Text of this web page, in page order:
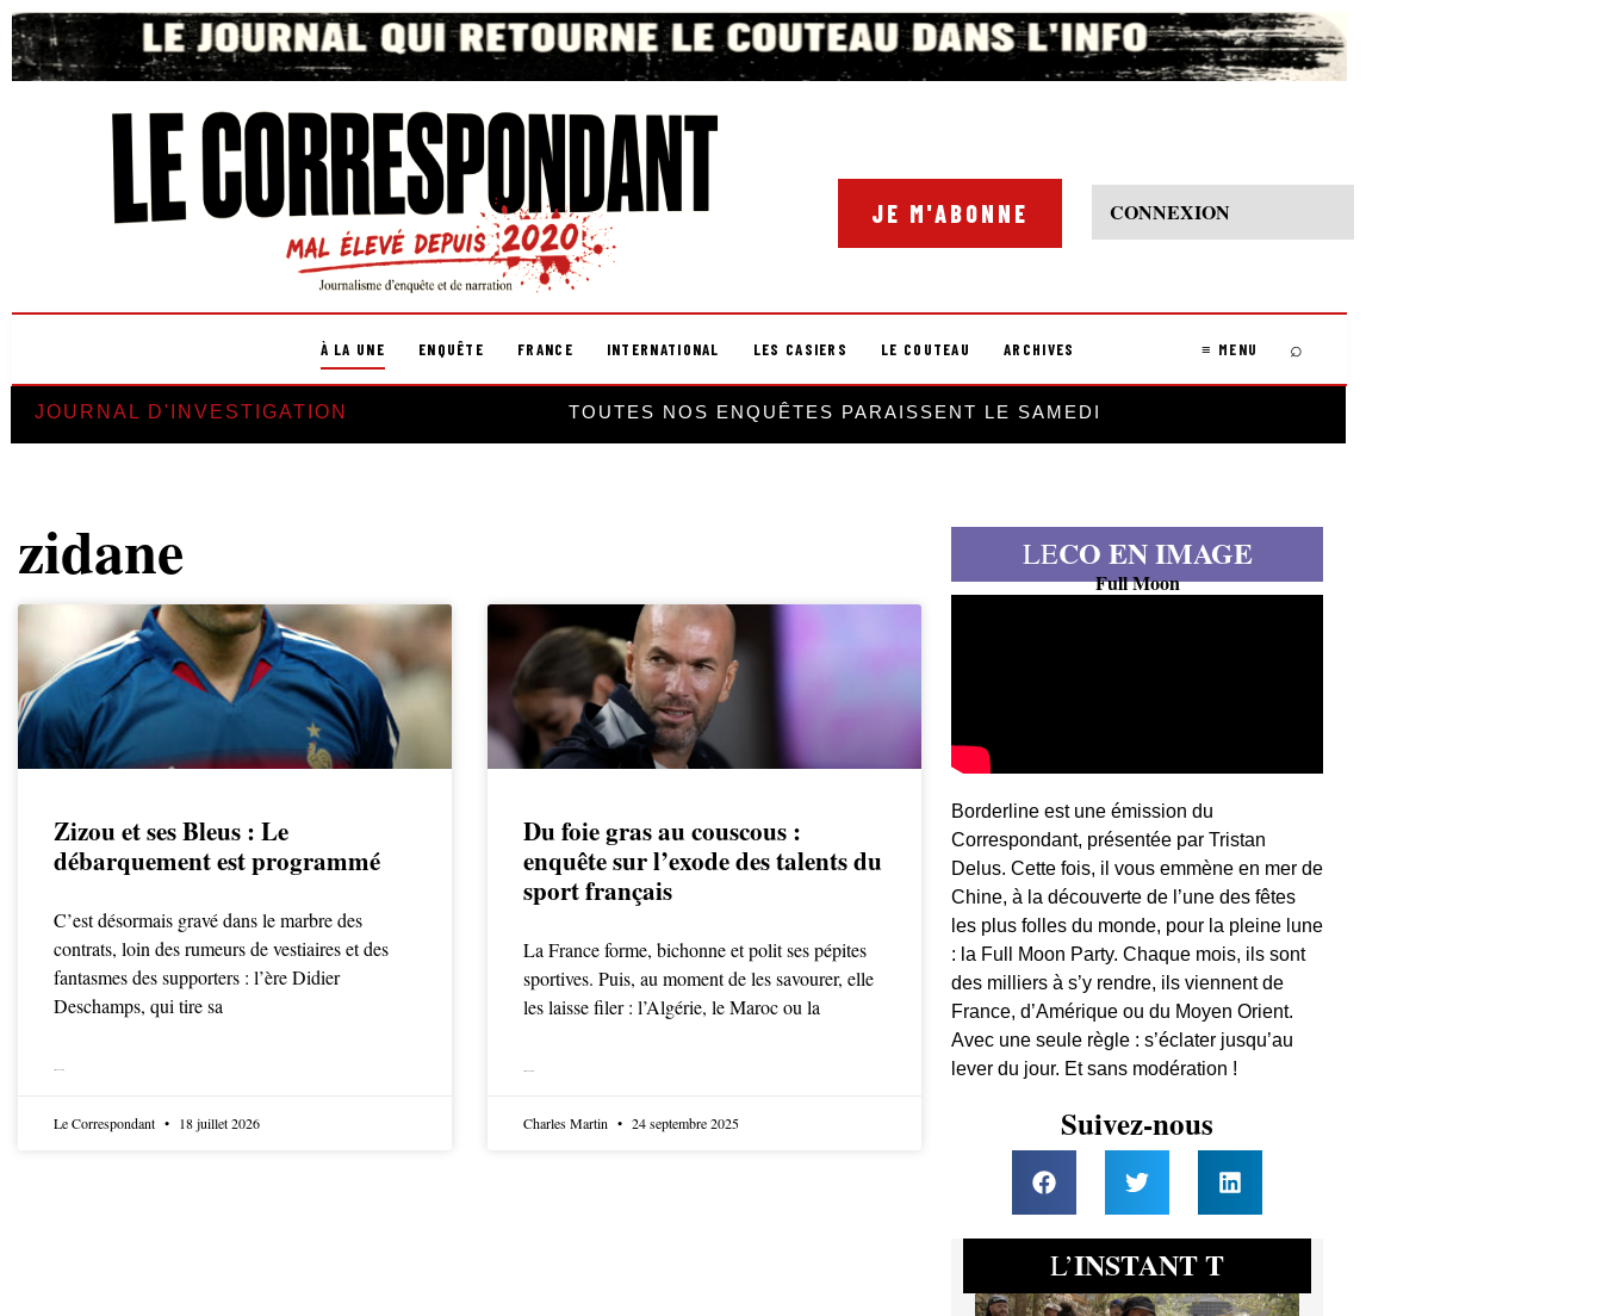
JE M'ABONNE CONNEXION
À LA UNE ENQUÊTE FRANCE INTERNATIONAL LES CASIERS LE COUTEAU ARCHIVES ≡ MENU ⌕
JOURNAL D'INVESTIGATION TOUTES NOS ENQUÊTES PARAISSENT LE SAMEDI
zidane
Zizou et ses Bleus : Le
débarquement est programmé
C’est désormais gravé dans le marbre des
contrats, loin des rumeurs de vestiaires et des
fantasmes des supporters : l’ère Didier
Deschamps, qui tire sa
Le Correspondant 18 juillet 2026
Du foie gras au couscous :
enquête sur l’exode des talents du
sport français
La France forme, bichonne et polit ses pépites
sportives. Puis, au moment de les savourer, elle
les laisse filer : l’Algérie, le Maroc ou la
Charles Martin 24 septembre 2025
LECO EN IMAGE
Full Moon
Borderline est une émission du
Correspondant, présentée par Tristan
Delus. Cette fois, il vous emmène en mer de
Chine, à la découverte de l’une des fêtes
les plus folles du monde, pour la pleine lune
: la Full Moon Party. Chaque mois, ils sont
des milliers à s’y rendre, ils viennent de
France, d’Amérique ou du Moyen Orient.
Avec une seule règle : s’éclater jusqu’au
lever du jour. Et sans modération !
Suivez-nous
L’INSTANT T